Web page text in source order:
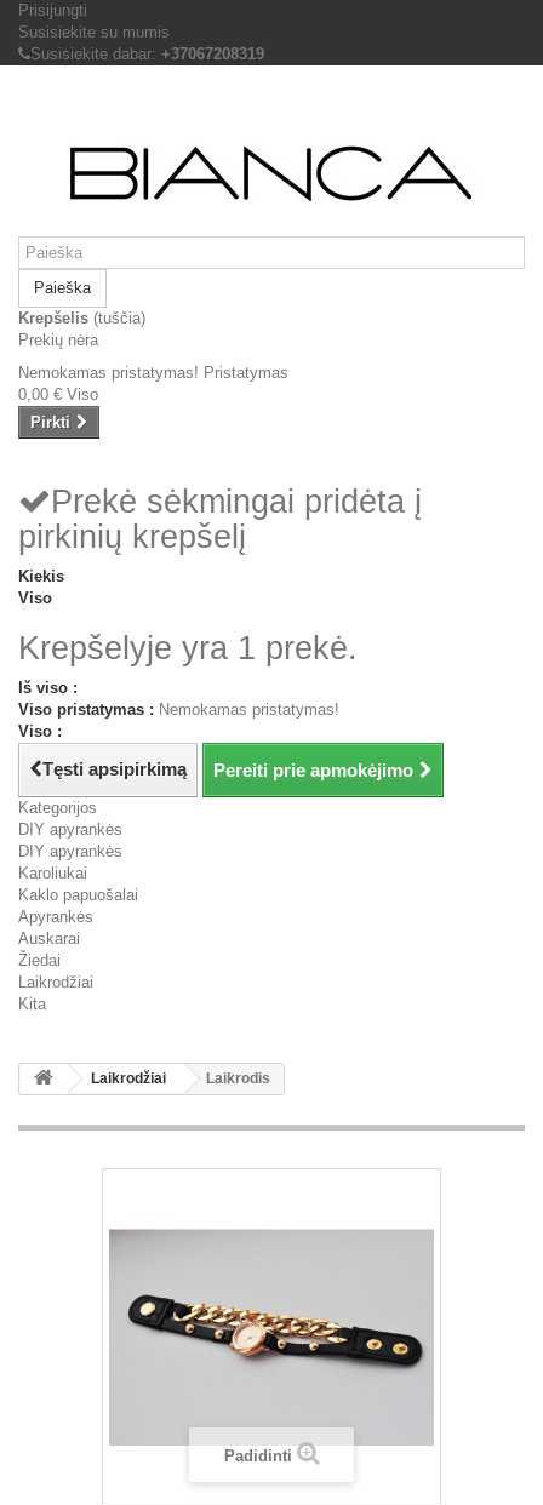
Prisijungti
Susisiekite su mumis
Susisiekite dabar: +37067208319
Paieška
Krepšelis (tuščia)
Prekių nėra
Nemokamas pristatymas! Pristatymas
0,00 € Viso
Pirkti
Prekė sėkmingai pridėta į
pirkinių krepšelį
Kiekis
Viso
Krepšelyje yra 1 prekė.
Iš viso :
Viso pristatymas : Nemokamas pristatymas!
Viso :
Tęsti apsipirkimą Pereiti prie apmokėjimo
Kategorijos
DIY apyrankės
DIY apyrankės
Karoliukai
Kaklo papuošalai
Apyrankės
Auskarai
Žiedai
Laikrodžiai
Kita
Laikrodžiai Laikrodis
Padidinti